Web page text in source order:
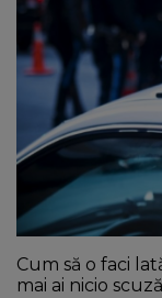
Cum să o faci
mai ai nicio